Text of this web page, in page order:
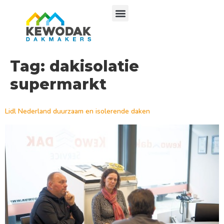
Tag: dakisolatie
supermarkt
Lidl Nederland duurzaam en isolerende daken